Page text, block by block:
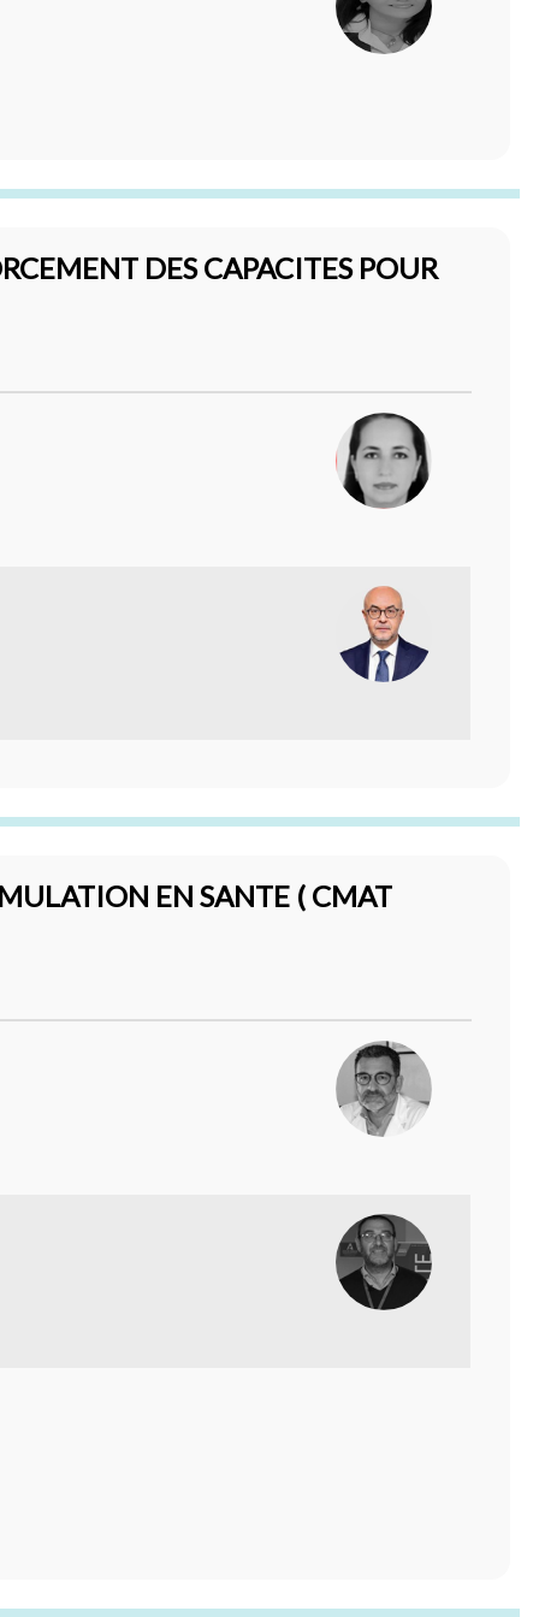
DES CAPACITES POUR
EN SANTE ( CMAT